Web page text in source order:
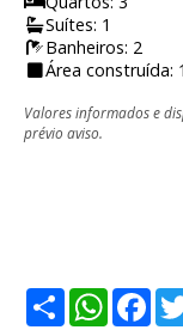
Suítes: 1
Banheiros: 2
Área construída:
Valores informados e
prévio aviso.
Share